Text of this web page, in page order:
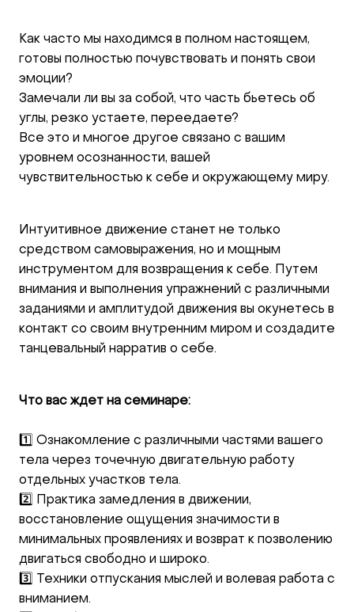
Как часто мы находимся в полном настоящем,
готовы полностью почувствовать и понять свои
эмоции?
Замечали ли вы за собой, что часть бьетесь об
углы, резко устаете, переедаете?
Все это и многое другое связано с вашим
уровнем осознанности, вашей
чувствительностью к себе и окружающему миру.
Интуитивное движение станет не только
средством самовыражения, но и мощным
инструментом для возвращения к себе. Путем
внимания и выполнения упражнений с различными
заданиями и амплитудой движения вы окунетесь в
контакт со своим внутренним миром и создадите
танцевальный нарратив о себе.
Что вас ждет на семинаре:
1️⃣ Ознакомление с различными частями вашего
тела через точечную двигательную работу
отдельных участков тела.
2️⃣ Практика замедления в движении,
восстановление ощущения значимости в
минимальных проявлениях и возврат к позволению
двигаться свободно и широко.
3️⃣ Техники отпускания мыслей и волевая работа с
вниманием.